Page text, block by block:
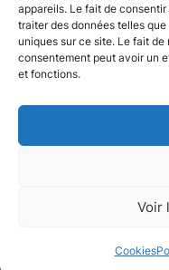
appareils. Le fait de
traiter des données telles
uniques sur ce site. Le fait
consentement peut avoir un
et fonctions.
Voir
Cookies
Conception et